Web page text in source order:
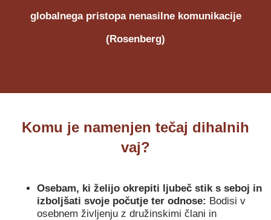
globalnega pristopa nenasilne komunikacije
(Rosenberg)
Komu je namenjen tečaj dihalnih
vaj?
Osebam, ki želijo okrepiti ljubeč stik s seboj in
izboljšati svoje počutje ter odnose: Bodisi v
osebnem življenju z družinskimi člani in